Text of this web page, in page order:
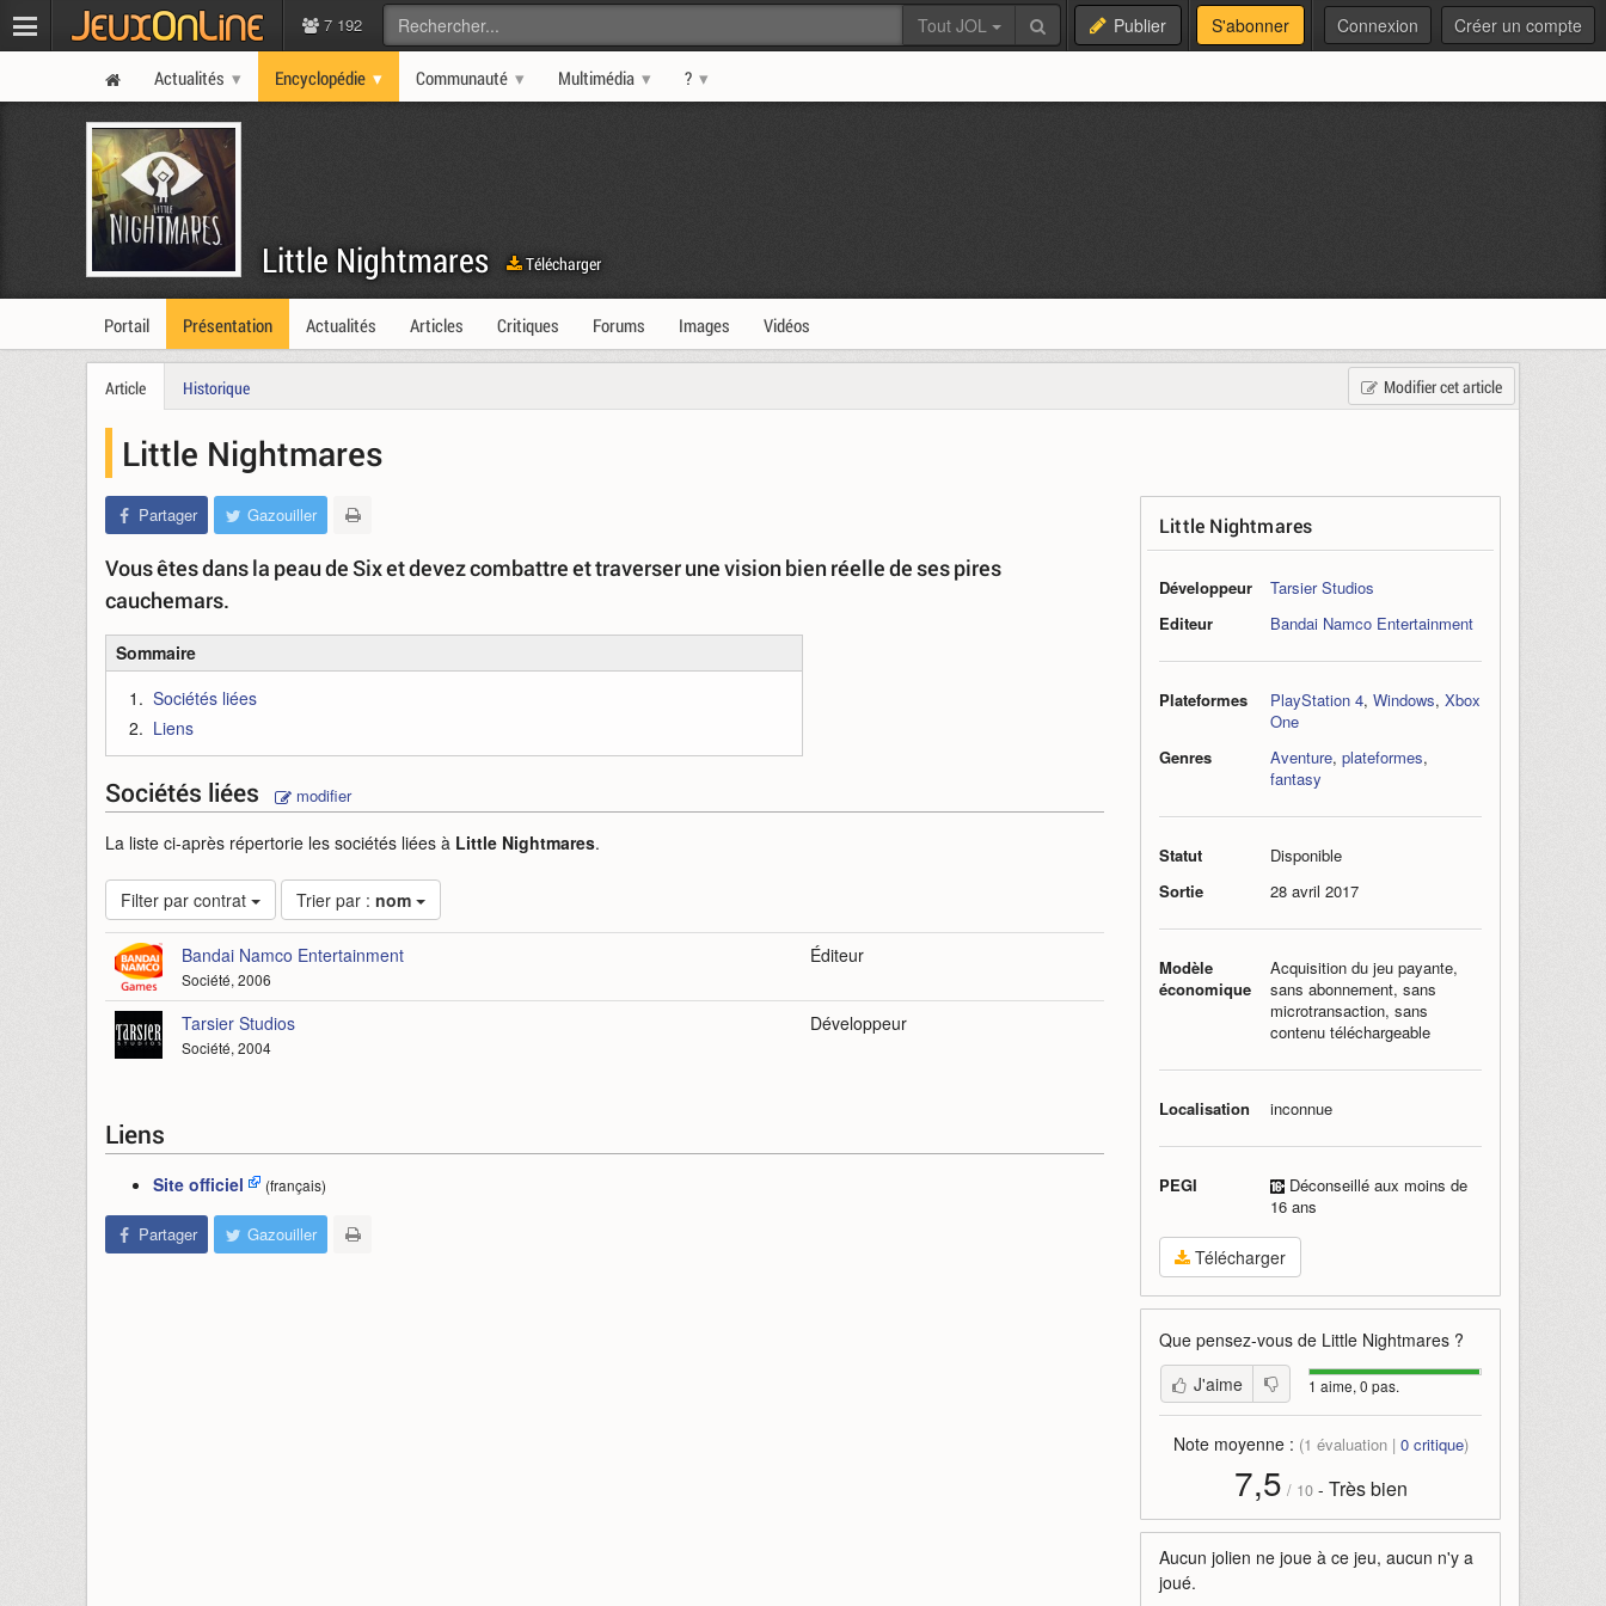
7 192 Tout JOL Publier S'abonner Connexion Créer un compte
Actualités Encyclopédie Communauté Multimédia ?
Little Nightmares Télécharger
Portail Présentation Actualités Articles Critiques Forums Images Vidéos
Modifier cet article
Article Historique
Little Nightmares
Little Nightmares
Développeur
Tarsier Studios
Editeur
Bandai Namco Entertainment
Plateformes PlayStation 4, Windows, Xbox
One
Genres
Aventure, plateformes,
fantasy
Statut
Disponible
Sortie
28 avril 2017
Modèle
économique
Acquisition du jeu payante,
sans abonnement, sans
microtransaction, sans
contenu téléchargeable
Localisation inconnue
PEGI
Déconseillé aux moins de
16 ans
Télécharger
Que pensez-vous de Little Nightmares ?
1 aime, 0 pas.
J'aime
Note moyenne : (1 évaluation | 0critique)
7,5 / 10- Très bien
Aucun jolien ne joue à ce jeu, aucun n'y a
joué.
Partager Gazouiller
Vous êtes dans la peau de Six et devez combattre et traverser une vision bien réelle de ses pires
cauchemars.
Sommaire
Sociétés liées
Liens
Sociétés liées modifier
La liste ci-après répertorie les sociétés liées à Little Nightmares.
Filter par contrat Trier par : nom
Bandai Namco Entertainment
Société, 2006
Éditeur
Tarsier Studios
Société, 2004
Développeur
Liens
Site officiel (français)
Partager Gazouiller